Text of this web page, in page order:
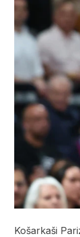
Košarkaši